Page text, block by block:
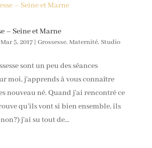
– Seine et Marne
Mar 5, 2017| Grossesse, Maternité, Studio
sont un peu des séances
moi, j’apprends à vous connaître
nouveau né. Quand j’ai rencontré ce
qu’ils vont si bien ensemble, ils
j’ai su tout de...